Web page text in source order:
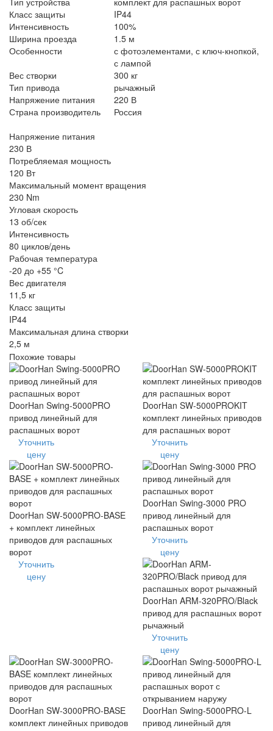
Класс защиты
IP44
Интенсивность
100%
Ширина проезда
1.5 м
Особенности
с фотоэлементами, с ключ-кнопкой,
с лампой
Вес створки
300 кг
Тип привода
рычажный
Напряжение питания
220 В
Страна производитель
Россия
Напряжение питания
230 В
Потребляемая мощность
120 Вт
Максимальный момент вращения
230 Nm
Угловая скорость
13 об/сек
Интенсивность
80 циклов/день
Рабочая температура
-20 до +55 °C
Вес двигателя
11,5 кг
Класс защиты
IP44
Максимальная длина створки
2,5 м
Похожие товары
DoorHan Swing-5000PRO
привод линейный для
распашных ворот
Уточнить
цену
DoorHan SW-5000PROKIT
комплект линейных приводов
для распашных ворот
Уточнить
цену
DoorHan SW-5000PRO-BASE
+ комплект линейных
приводов для распашных
ворот
Уточнить
цену
DoorHan Swing-3000 PRO
привод линейный для
распашных ворот
Уточнить
цену
DoorHan ARM-320PRO/Black
привод для распашных ворот
рычажный
Уточнить
цену
DoorHan SW-3000PRO-BASE
комплект линейных приводов
DoorHan Swing-5000PRO-L
привод линейный для